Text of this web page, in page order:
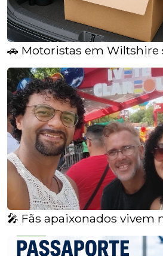
🚗 Motoristas em Wiltshire
🎤 Fãs apaixonados vivem